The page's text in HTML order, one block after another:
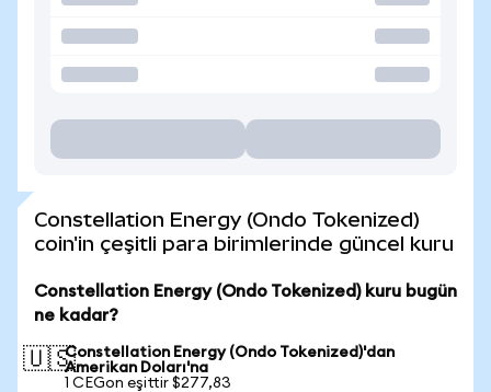
Constellation Energy (Ondo Tokenized)
coin'in çeşitli para birimlerinde güncel kuru
Constellation Energy (Ondo Tokenized) kuru bugün
ne kadar?
🇺🇸Constellation Energy (Ondo Tokenized)'dan
Amerikan Doları'na
1 CEGon eşittir $277,83